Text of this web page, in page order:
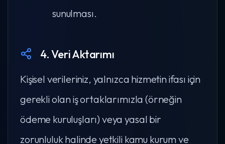
sunulması.
4. Veri Aktarımı
Kişisel verileriniz, yalnızca hizmetin ifası için
gerekli olan iş ortaklarımızla (örneğin
ödeme kuruluşları) veya yasal bir
zorunluluk halinde yetkili kamu kurum ve